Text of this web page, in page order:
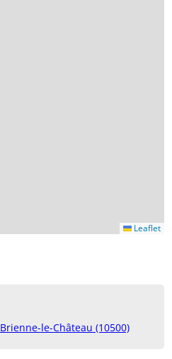
Leaflet
Brienne-le-Château (10500)